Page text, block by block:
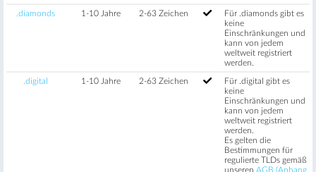
.diamonds 1-10 Jahre 2-63 Zeichen
Für .diamonds gibt es
keine
Einschränkungen und
kann von jedem
weltweit registriert
werden.
.digital 1-10 Jahre 2-63 Zeichen
Für .digital gibt es
keine
Einschränkungen und
kann von jedem
weltweit registriert
werden.
Es gelten die
Bestimmungen für
regulierte TLDs gemäß
unseren AGB (Anhang